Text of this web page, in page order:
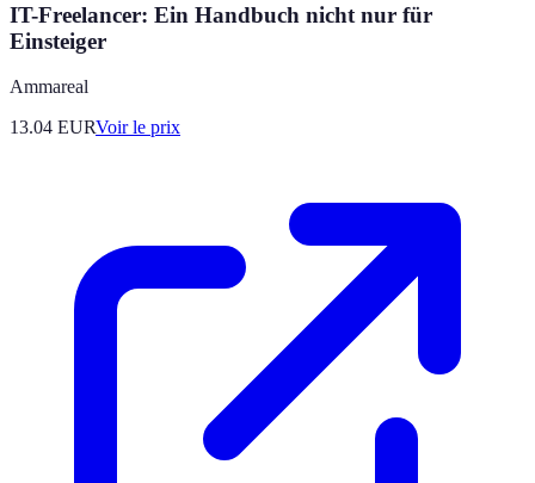
IT-Freelancer: Ein Handbuch nicht nur für
Einsteiger
Ammareal
13.04 EURVoir le prix